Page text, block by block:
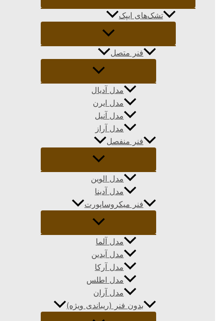
تشک‌های ایپک
فنر متصل
مدل آدیال
مدل ایرن
مدل آنیل
مدل آراز
فنر منفصل
مدل الوین
مدل آدینا
فنر میکروساپورت
مدل آلما
مدل آیدین
مدل آرکا
مدل اطلس
مدل آران
بدون فنر (ریباندی ویژه)